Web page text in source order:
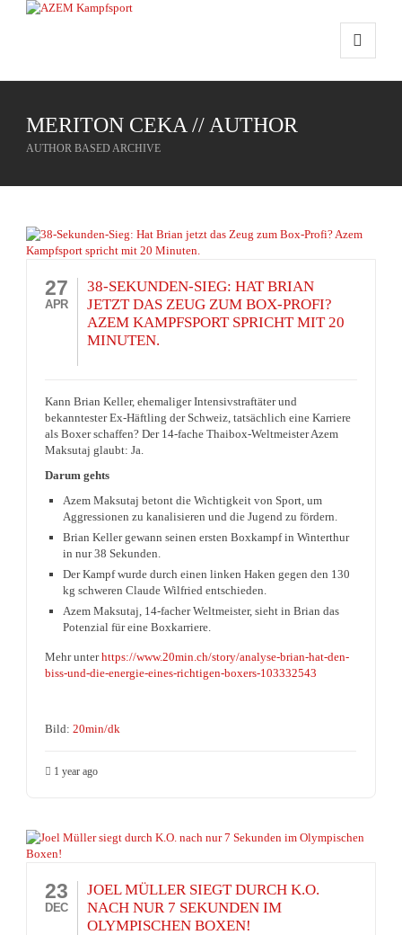
MERITON CEKA // AUTHOR
AUTHOR BASED ARCHIVE
27
APR
38-SEKUNDEN-SIEG: HAT BRIAN
JETZT DAS ZEUG ZUM BOX-PROFI?
AZEM KAMPFSPORT SPRICHT MIT 20
MINUTEN.
Kann Brian Keller, ehemaliger Intensivstraftäter und
bekanntester Ex-Häftling der Schweiz, tatsächlich eine Karriere
als Boxer schaffen? Der 14-fache Thaibox-Weltmeister Azem
Maksutaj glaubt: Ja.
Darum gehts
Azem Maksutaj betont die Wichtigkeit von Sport, um
Aggressionen zu kanalisieren und die Jugend zu fördern.
Brian Keller gewann seinen ersten Boxkampf in Winterthur
in nur 38 Sekunden.
Der Kampf wurde durch einen linken Haken gegen den 130
kg schweren Claude Wilfried entschieden.
Azem Maksutaj, 14-facher Weltmeister, sieht in Brian das
Potenzial für eine Boxkarriere.
Mehr unterhttps://www.20min.ch/story/analyse-brian-hat-den-
biss-und-die-energie-eines-richtigen-boxers-103332543
Bild:20min/dk
1 year ago
23
DEC
JOEL MÜLLER SIEGT DURCH K.O.
NACH NUR 7 SEKUNDEN IM
OLYMPISCHEN BOXEN!